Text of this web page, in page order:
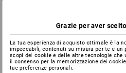
Grazie per aver
La tua esperienza di acquisto ottimale è la
impeccabili, contenuti su misura per te e un
scopi dei cookie e delle altre tecnologie che
il consenso per la memorizzazione dei
tue preferenze personali.